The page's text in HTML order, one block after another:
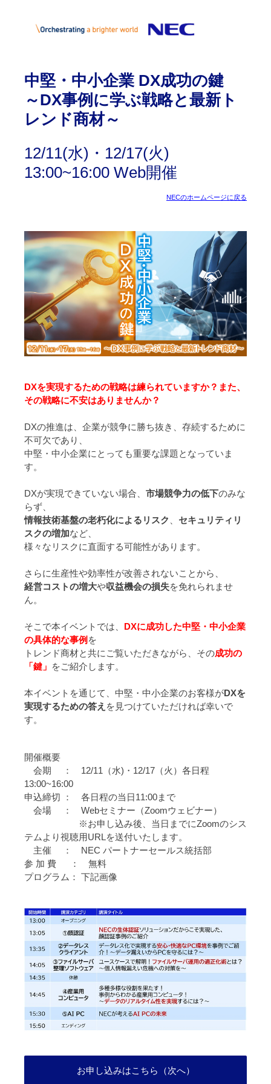
中堅・中小企業 DX成功の鍵
～DX事例に学ぶ戦略と最新ト
レンド商材～
12/11(水)・12/17(火)
13:00~16:00 Web開催
NECのホームページに戻る
DXを実現するための戦略は練られていますか？また、
その戦略に不安はありませんか？
DXの推進は、企業が競争に勝ち抜き、存続するために
不可欠であり、
中堅・中小企業にとっても重要な課題となっていま
す。
DXが実現できていない場合、 市場競争力の低下のみな
らず、
情報技術基盤の老朽化によるリスク
セキュリティリ
スクの増加など、
様々なリスクに直面する可能性があります。
さらに生産性や効率性が改善されないことから、
経営コストの増大や収益機会の損失を免れられませ
ん。
そこで本イベントでは、 DXに成功した中堅・中小企業
の具体的な事例 を
トレンド商材と共にご覧いただきながら、その成功の
「鍵」 をご紹介します。
本イベントを通じて、中堅・中小企業のお客様がDXを
実現するための答え を見つけていただければ幸いで
す。
開催概要
会期 ： 12/11（水)・12/17（火）各日程
13:00~16:00
申込締切 ： 各日程の当日11:00まで
会場 ： Webセミナー（Zoomウェビナー）
※お申し込み後、当日までにZoomのシス
テムより視聴用URLを送付いたします。
主催 ： NEC パートナーセールス統括部
参 加 費 ： 無料
プログラム： 下記画像
お申し込みはこちら（次へ）